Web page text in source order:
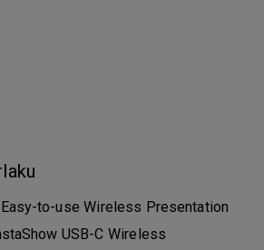
to-use Wireless Presentation
USB-C Wireless